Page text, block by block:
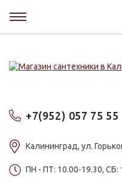
+7(952) 057 75 55
Калининград, ул.
ПН - ПТ: 10.00-19.30, СБ: